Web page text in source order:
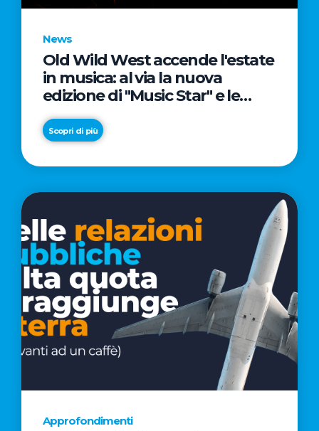
News
Old Wild West accende l'estate
in musica: al via la nuova
edizione di "Music Star" e le
prestigiose partnership con
Radio Italia e Live Nation
Scopri di più
Approfondimenti